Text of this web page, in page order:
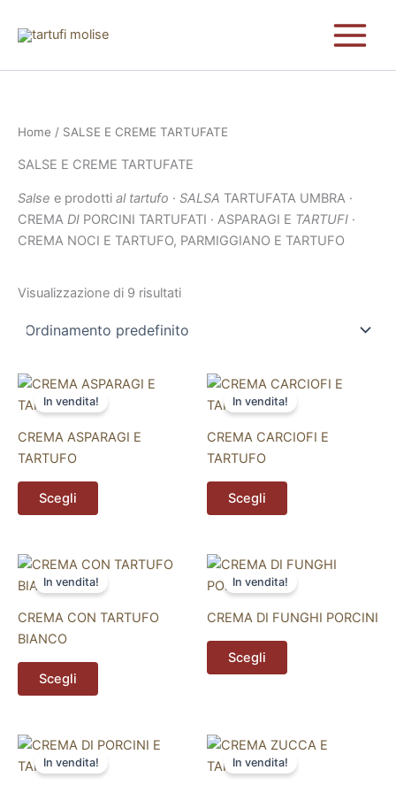
Home / SALSE E CREME TARTUFATE
SALSE E CREME TARTUFATE
Salse e prodotti al tartufo · SALSA TARTUFATA UMBRA ·
CREMA DI PORCINI TARTUFATI · ASPARAGI E TARTUFI ·
CREMA NOCI E TARTUFO, PARMIGGIANO E TARTUFO
Visualizzazione di 9 risultati
In vendita!
CREMA ASPARAGI E
TARTUFO
Scegli
Questo
prodotto
più
Le
opzioni
scelte
nella
pagina
prodotto
In vendita!
CREMA CARCIOFI E
TARTUFO
Scegli
Questo
prodotto
più
Le
opzioni
scelte
nella
pagina
del
In vendita!
CREMA CON TARTUFO
BIANCO
Scegli
Questo
prodotto
più
Le
opzioni
scelte
nella
In vendita!
CREMA DI FUNGHI PORCINI
Scegli
Questo
prodotto
più
varianti.
Le
scelte
nella
In vendita!
Questo
prodotto
In vendita!
Questo
prodotto